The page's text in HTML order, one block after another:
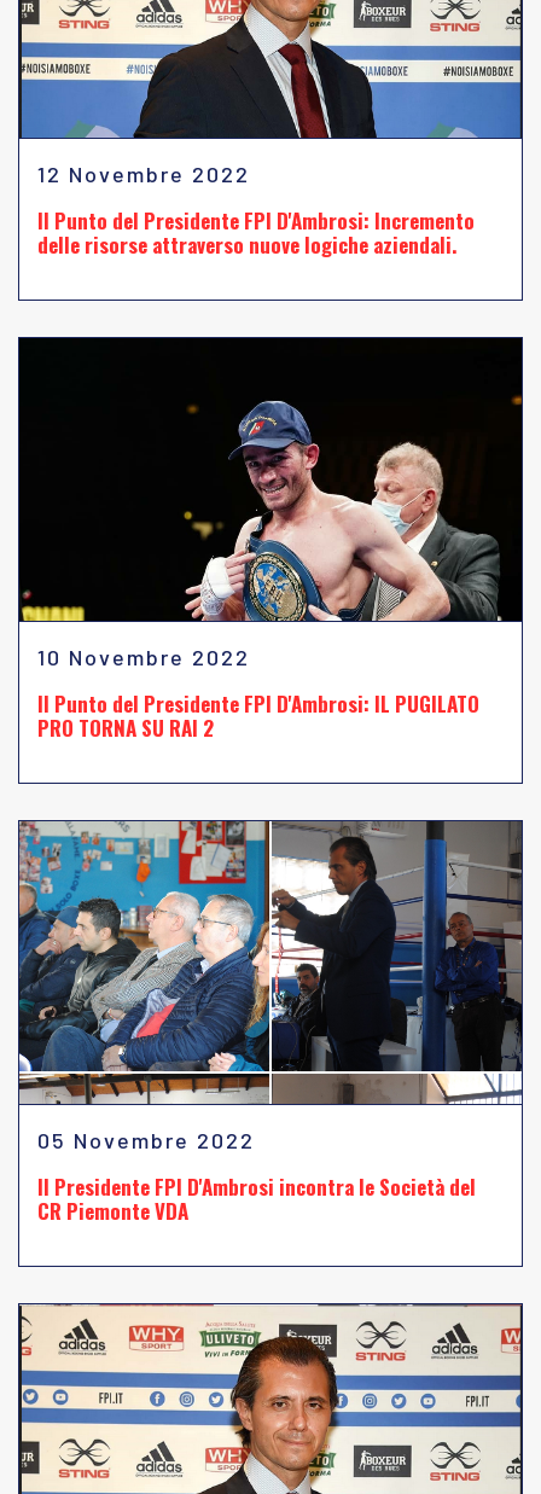
12 Novembre 2022
Il Punto del Presidente FPI D'Ambrosi: Incremento
delle risorse attraverso nuove logiche aziendali.
10 Novembre 2022
Il Punto del Presidente FPI D'Ambrosi: IL PUGILATO
PRO TORNA SU RAI 2
05 Novembre 2022
Il Presidente FPI D'Ambrosi incontra le Società del
CR Piemonte VDA